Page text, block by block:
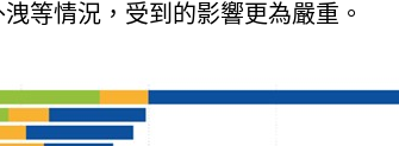
等情況，受到的影響更為嚴重。